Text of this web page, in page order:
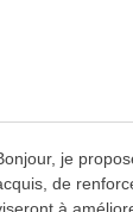
je
de
à